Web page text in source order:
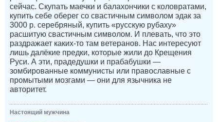
сейчас. Скупать маечки и балахончики с коловратами,
купить себе оберег со свастичным символом эдак за
3000 р. серебряный, купить «русскую рубаху»
расшитую свастичным символом. И плевать, что это
раздражает каких-то там ветеранов. Нас интересуют
лишь далёкие предки, которые жили до Крещения
Руси. А эти, прадедушки и прабабушки —
зомбированные коммунисты или православные с
промытыми мозгами — они для язычника не
авторитет.
Настоящий мужчина